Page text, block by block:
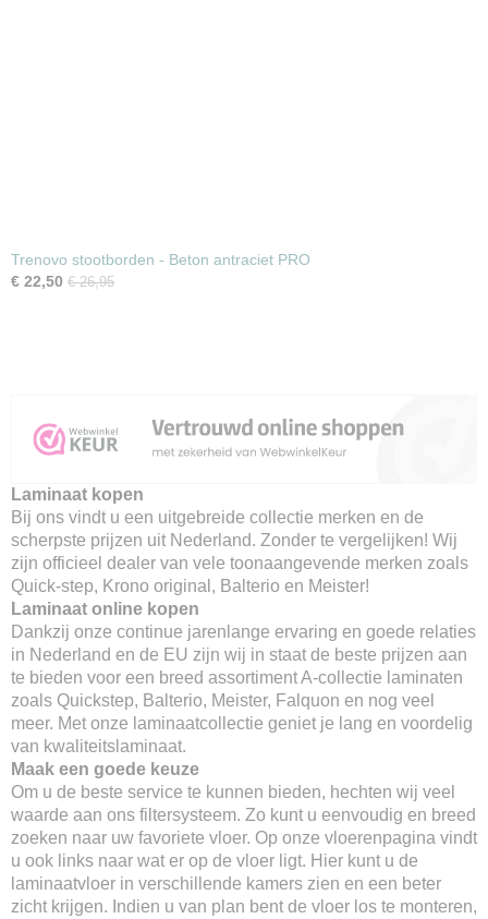
Trenovo stootborden - Beton antraciet PRO
€ 22,50 € 26,95
Laminaat kopen
Bij ons vindt u een uitgebreide collectie merken en de
scherpste prijzen uit Nederland. Zonder te vergelijken! Wij
zijn officieel dealer van vele toonaangevende merken zoals
Quick-step, Krono original, Balterio en Meister!
Laminaat online kopen
Dankzij onze continue jarenlange ervaring en goede relaties
in Nederland en de EU zijn wij in staat de beste prijzen aan
te bieden voor een breed assortiment A-collectie laminaten
zoals Quickstep, Balterio, Meister, Falquon en nog veel
meer. Met onze laminaatcollectie geniet je lang en voordelig
van kwaliteitslaminaat.
Maak een goede keuze
Om u de beste service te kunnen bieden, hechten wij veel
waarde aan ons filtersysteem. Zo kunt u eenvoudig en breed
zoeken naar uw favoriete vloer. Op onze vloerenpagina vindt
u ook links naar wat er op de vloer ligt. Hier kunt u de
laminaatvloer in verschillende kamers zien en een beter
zicht krijgen. Indien u van plan bent de vloer los te monteren,